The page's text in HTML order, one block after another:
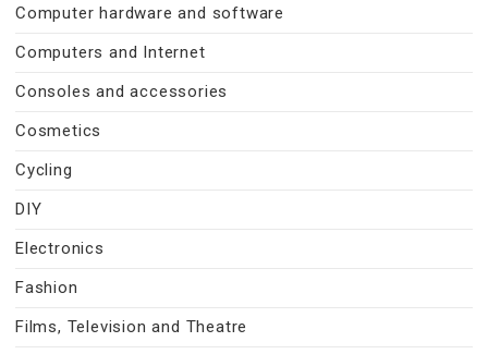
Computer hardware and software
Computers and Internet
Consoles and accessories
Cosmetics
Cycling
DIY
Electronics
Fashion
Films, Television and Theatre